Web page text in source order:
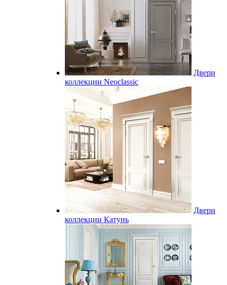
Двери
коллекции Neoclassic
Двери
коллекции Катунь